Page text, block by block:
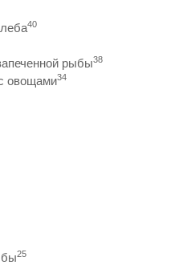
40
рыбы38
овощами34
25